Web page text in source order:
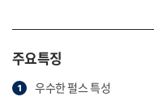
주요특징
우수한 펄스 특성